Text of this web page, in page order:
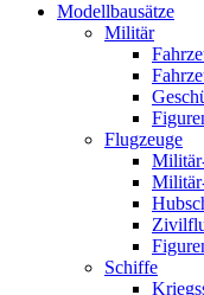
Modellbausätze
Militär
Flugzeuge
Schiffe